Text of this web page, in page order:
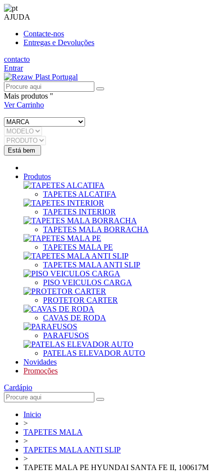
AJUDA
Contacte-nos
Entregas e Devoluções
contacto
Entrar
Mais produtos "
Ver Carrinho
Produtos
TAPETES ALCATIFA
TAPETES INTERIOR
TAPETES MALA BORRACHA
TAPETES MALA PE
TAPETES MALA ANTI SLIP
PISO VEICULOS CARGA
PROTETOR CARTER
CAVAS DE RODA
PARAFUSOS
PATELAS ELEVADOR AUTO
Novidades
Promoções
Cardápio
Inicio
>
TAPETES MALA
>
TAPETES MALA ANTI SLIP
>
TAPETE MALA PE HYUNDAI SANTA FE II, 100617M